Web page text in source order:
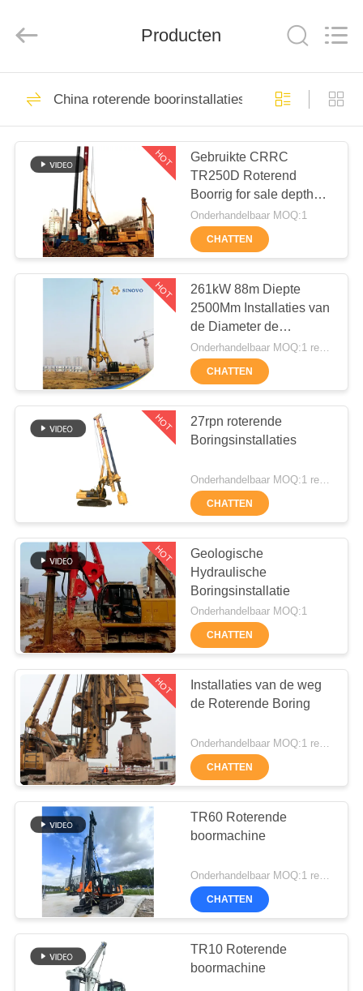
HUIS
PRODUCTEN
SHOW
ONGEVEER
FABRIEKSREIS
KWALITEITSCONTROLE
CONTACTEER
CHAT
NU
COMPANY
NEWS
SITEMAP
PRIVACYBELEID
Heavy
Industry
Hydraulische
Stapelbreker
roterende
boorinstallaties
68
Kernboren Rig
CFA-apparatuur
Waterput
boorplatform
47
Producten
China roterende boorinstallaties
HOT
Gebruikte CRRC
TR250D Roterend
Boorrig for sale depth
80m
Onderhandelbaar MOQ:1
CHATTEN
HOT
261kW 88m Diepte
2500Mm Installaties van
de Diameter de
Roterende Boring
Onderhandelbaar MOQ:1 reeks
CHATTEN
HOT
27rpn roterende
Boringsinstallaties
CHATTEN
HOT
Geologische
Hydraulische
Boringsinstallatie
Onderhandelbaar MOQ:1
CHATTEN
HOT
Installaties van de weg
de Roterende Boring
Onderhandelbaar MOQ:1 reeks
CHATTEN
TR60 Roterende
boormachine
Onderhandelbaar MOQ:1 reeks
CHATTEN
TR10 Roterende
boormachine